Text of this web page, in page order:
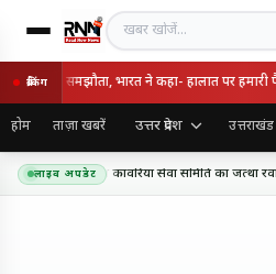
खबर खोजें
ब्रेकिंग
का रक्षा समझौता, भारत ने कहा- हालात पर हमारी
होम ताज़ा खबरें उत्तर प्रदेश उत्तराखंड
लाइव अपडेट
के लिए शिव शक्ति कांवरिया सेवा समिति का जत्था